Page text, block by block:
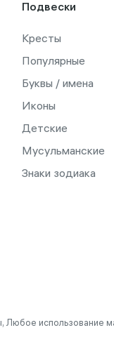
Подвески
Кресты
Популярные
Буквы / имена
Иконы
Детские
Мусульманские
Знаки зодиака
использование